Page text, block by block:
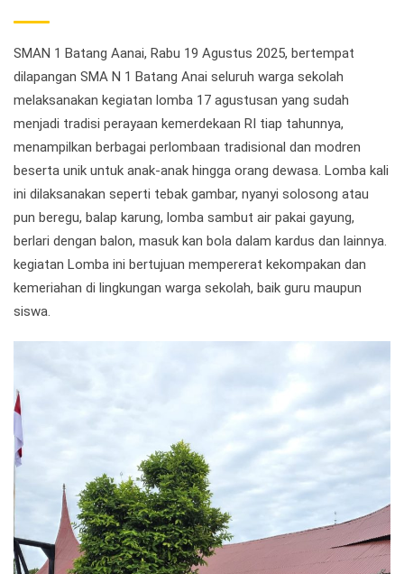
SMAN 1 Batang Aanai, Rabu 19 Agustus 2025, bertempat
dilapangan SMA N 1 Batang Anai seluruh warga sekolah
melaksanakan kegiatan lomba 17 agustusan yang sudah
menjadi tradisi perayaan kemerdekaan RI tiap tahunnya,
menampilkan berbagai perlombaan tradisional dan modren
beserta unik untuk anak-anak hingga orang dewasa. Lomba kali
ini dilaksanakan seperti tebak gambar, nyanyi solosong atau
pun beregu, balap karung, lomba sambut air pakai gayung,
berlari dengan balon, masuk kan bola dalam kardus dan lainnya.
kegiatan Lomba ini bertujuan mempererat kekompakan dan
kemeriahan di lingkungan warga sekolah, baik guru maupun
siswa.